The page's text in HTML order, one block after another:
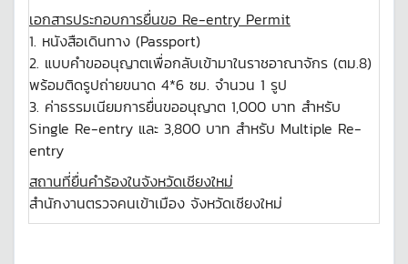
เอกสารประกอบการยื่นขอ Re-entry Permit
1. หนังสือเดินทาง (Passport)
2. แบบคำขออนุญาตเพื่อกลับเข้ามาในราชอาณาจักร (ตม.8)
พร้อมติดรูปถ่ายขนาด 4*6 ซม. จำนวน 1 รูป
3. ค่าธรรมเนียมการยื่นขออนุญาต 1,000 บาท สำหรับ
Single Re-entry และ 3,800 บาท สำหรับ Multiple Re-
entry
สถานที่ยื่นคำร้องในจังหวัดเชียงใหม่
สำนักงานตรวจคนเข้าเมือง จังหวัดเชียงใหม่